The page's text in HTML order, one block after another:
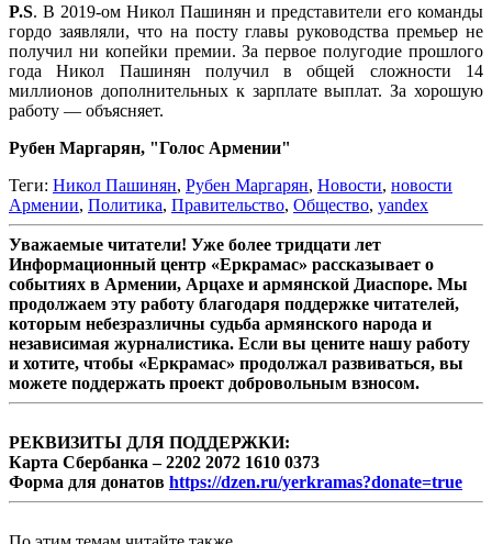
P.S. В 2019-ом Никол Пашинян и представители его команды
гордо заявляли, что на посту главы руководства премьер не
получил ни копейки премии. За первое полугодие прошлого
года Никол Пашинян получил в общей сложности 14
миллионов дополнительных к зарплате выплат. За хорошую
работу — объясняет.
Рубен Маргарян, "Голос Армении"
Теги: Никол Пашинян, Рубен Маргарян, Новости, новости
Армении, Политика, Правительство, Общество, yandex
Уважаемые читатели! Уже более тридцати лет
Информационный центр «Еркрамас» рассказывает о
событиях в Армении, Арцахе и армянской Диаспоре. Мы
продолжаем эту работу благодаря поддержке читателей,
которым небезразличны судьба армянского народа и
независимая журналистика. Если вы цените нашу работу
и хотите, чтобы «Еркрамас» продолжал развиваться, вы
можете поддержать проект добровольным взносом.
РЕКВИЗИТЫ ДЛЯ ПОДДЕРЖКИ:
Карта Сбербанка – 2202 2072 1610 0373
Форма для донатов https://dzen.ru/yerkramas?donate=true